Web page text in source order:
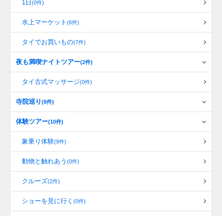
1日(0件)
水上マーケット(6件)
タイでお買いもの(7件)
夜も満喫ナイトツアー(2件)
タイ古式マッサージ(0件)
寺院巡り(8件)
体験ツアー(10件)
象乗り体験(9件)
動物と触れあう(0件)
クルーズ(2件)
ショーを見に行く(0件)